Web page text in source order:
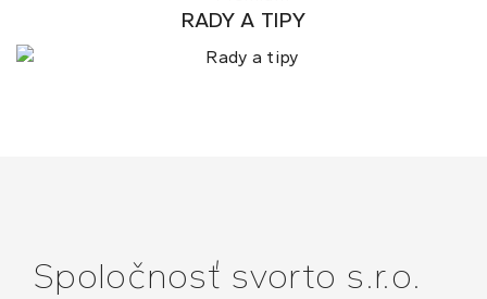
RADY A TIPY
Spoločnosť svorto s.r.o.